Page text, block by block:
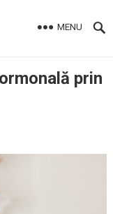
MENU
prin